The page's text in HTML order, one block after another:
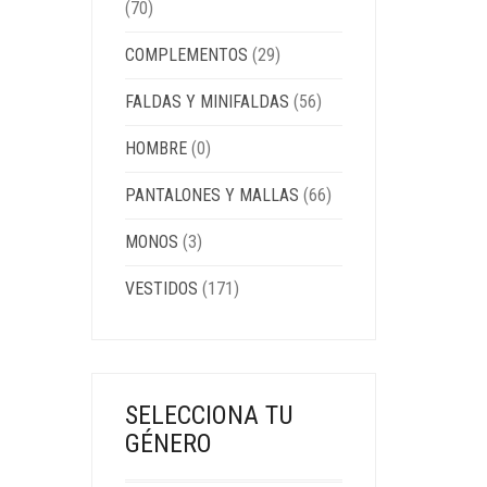
(70)
COMPLEMENTOS (29)
FALDAS Y MINIFALDAS (56)
HOMBRE (0)
PANTALONES Y MALLAS (66)
MONOS (3)
VESTIDOS (171)
SELECCIONA TU
GÉNERO